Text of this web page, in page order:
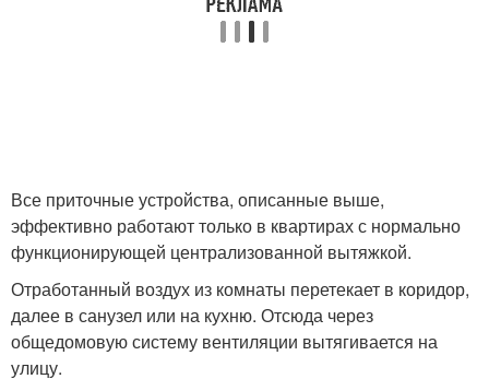
Все приточные устройства, описанные выше,
эффективно работают только в квартирах с нормально
функционирующей централизованной вытяжкой.
Отработанный воздух из комнаты перетекает в коридор,
далее в санузел или на кухню. Отсюда через
общедомовую систему вентиляции вытягивается на
улицу.